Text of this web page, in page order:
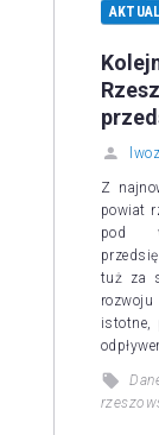
Z
powiat
pod
tuż za
istotne,